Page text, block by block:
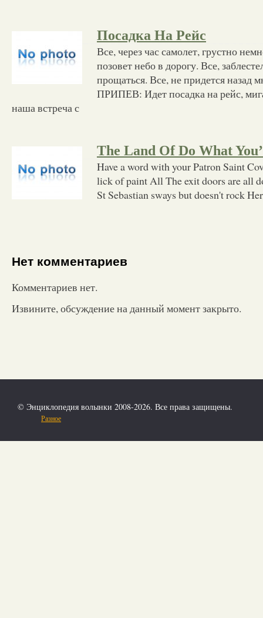
Посадка На Рейс
Все, через час самолет, грустно
позовет небо в дорогу. Все,
прощаться. Все, не придется назад
ПРИПЕВ: Идет посадка на рейс,
наша встреча с
The Land Of Do What
Have a word with your Patron Saint
lick of paint All The exit doors are all
St Sebastian sways but doesn't rock
Нет комментариев
Комментариев нет.
Извините, обсуждение на данный момент закрыто.
© Энциклопедия волынки 2008-2026. Все права защищены.
Разное